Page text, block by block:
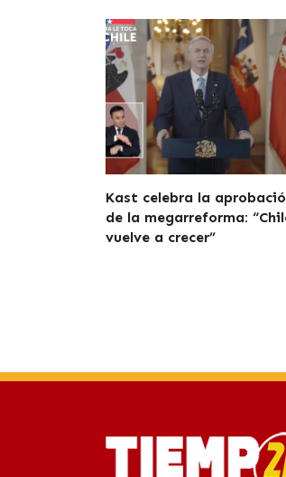
Kast celebra la
de la megarreforma:
vuelve a crecer”